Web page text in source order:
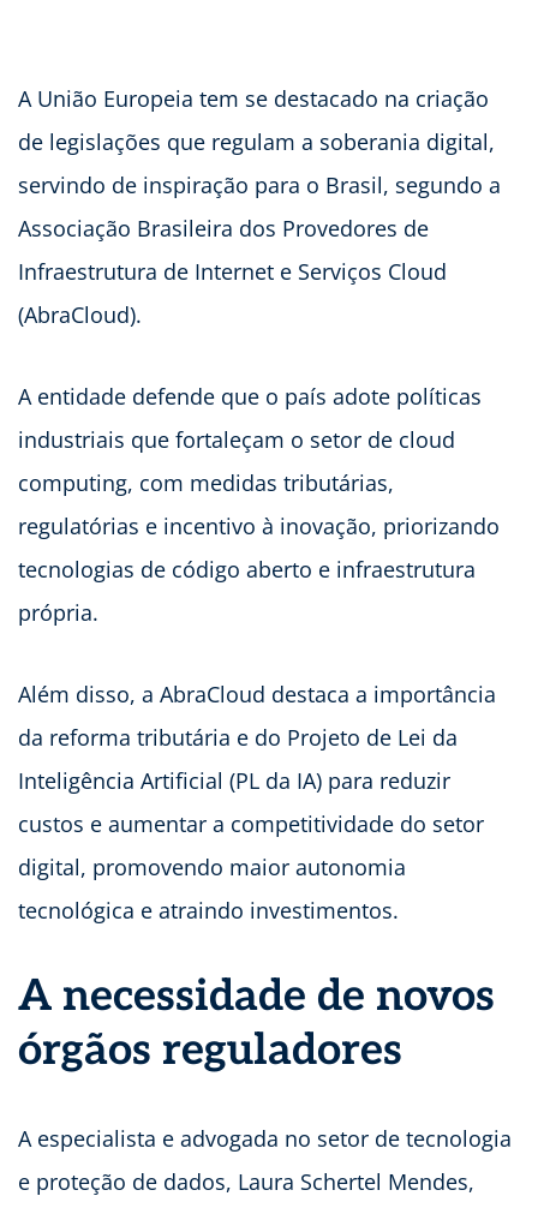
A União Europeia tem se destacado na criação
de legislações que regulam a soberania digital,
servindo de inspiração para o Brasil, segundo a
Associação Brasileira dos Provedores de
Infraestrutura de Internet e Serviços Cloud
(AbraCloud).
A entidade defende que o país adote políticas
industriais que fortaleçam o setor de cloud
computing, com medidas tributárias,
regulatórias e incentivo à inovação, priorizando
tecnologias de código aberto e infraestrutura
própria.
Além disso, a AbraCloud destaca a importância
da reforma tributária e do Projeto de Lei da
Inteligência Artificial (PL da IA) para reduzir
custos e aumentar a competitividade do setor
digital, promovendo maior autonomia
tecnológica e atraindo investimentos.
A necessidade de novos
órgãos reguladores
A especialista e advogada no setor de tecnologia
e proteção de dados, Laura Schertel Mendes,